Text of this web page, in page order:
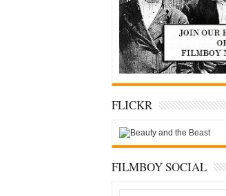
FLICKR
FILMBOY SOCIAL